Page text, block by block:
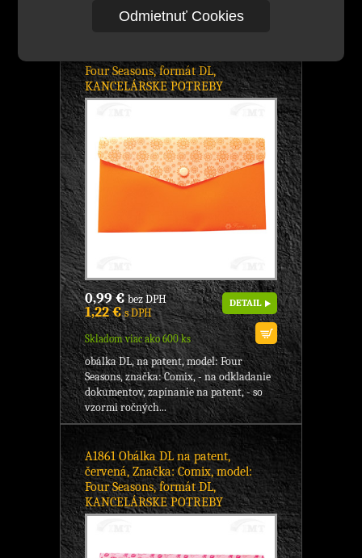
Odmietnuť Cookies
Four Seasons, formát DL,
KANCELÁRSKE POTREBY
0,99 €bez DPH
1,22 €s DPH
Skladom viac ako 600 ks
DETAIL
obálka DL, na patent, model: Four
Seasons, značka: Comix, - na odkladanie
dokumentov, zapínanie na patent, - so
vzormi ročných...
A1861 Obálka DL na patent,
červená, Značka: Comix, model:
Four Seasons, formát DL,
KANCELÁRSKE POTREBY